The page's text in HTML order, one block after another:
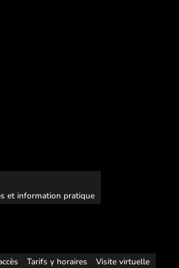
et information pratique
Tarifs y horaires Visite virtuelle